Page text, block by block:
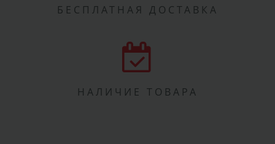
БЕСПЛАТНАЯ ДОСТАВКА
НАЛИЧИЕ ТОВАРА